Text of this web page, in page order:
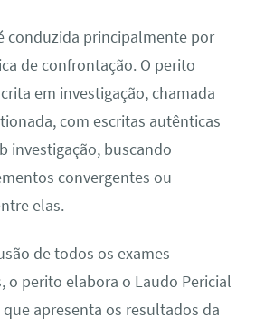
conduzida principalmente por
de confrontação. O perito
em investigação, chamada
com escritas autênticas
investigação, buscando
convergentes ou
elas.
de todos os exames
o perito elabora o Laudo Pericial
apresenta os resultados da